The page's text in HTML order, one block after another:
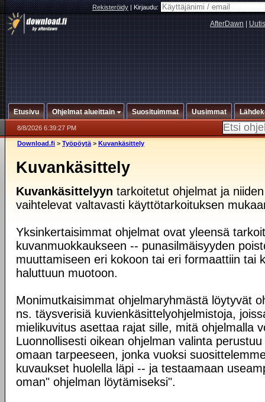
Rekisteröidy|Kirjaudu:
AfterDawn
Etusivu Ohjelmat alueittain Suosituimmat Uusimmat
8/8/2026 6:39:27 PM
Download.fi > Työpöytä > Kuvankäsittely
Kuvankäsittely
Kuvankäsittelyyn tarkoitetut ohjelmat ja
vaihtelevat valtavasti käyttötarkoituksen
Yksinkertaisimmat ohjelmat ovat yleensä
kuvanmuokkaukseen -- punasilmäisyyden
muuttamiseen eri kokoon tai eri formaattiin tai
haluttuun muotoon.
Monimutkaisimmat ohjelmaryhmästä löytyvät
ns. täysverisiä kuvienkäsittelyohjelmistoja,
mielikuvitus asettaa rajat sille, mitä ohjelmalla
Luonnollisesti oikean ohjelman valinta
omaan tarpeeseen, jonka vuoksi
kuvaukset huolella läpi -- ja testaamaan
oman" ohjelman löytämiseksi".